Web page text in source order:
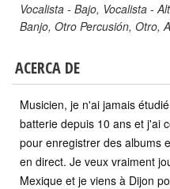
Vocalista - Bajo, Vocalista -
Banjo, Otro Percusión, Otro,
ACERCA DE
Musicien, je n'ai jamais
batterie depuis 10 ans et j'ai
pour enregistrer des albums
en direct. Je veux vraiment
Mexique et je viens à Dijon